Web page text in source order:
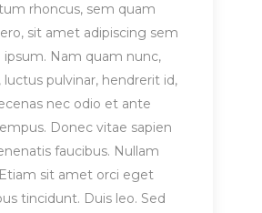
rhoncus, sem quam
sit amet adipiscing sem
ipsum. Nam quam nunc,
luctus pulvinar, hendrerit id,
nec odio et ante
Donec vitae sapien
faucibus. Nullam
sit amet orci eget
tincidunt. Duis leo. Sed